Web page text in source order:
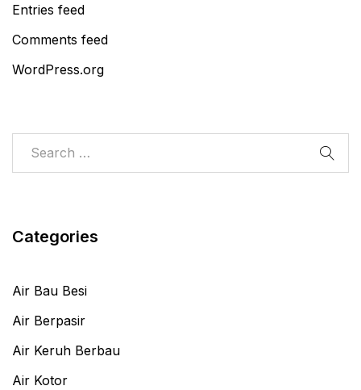
Entries feed
Comments feed
WordPress.org
Categories
Air Bau Besi
Air Berpasir
Air Keruh Berbau
Air Kotor